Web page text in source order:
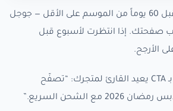
انشر قبل 60 يوماً من الموسم على الأقل — جوجل
صفحتك. إذا انتظرت لأسبوع قبل
الأرجح.
كل مقال موسمي يُنتهي بـ CTA يعيد القارئ لمتجرك: “تصفّح
مع الشحن السريع.”